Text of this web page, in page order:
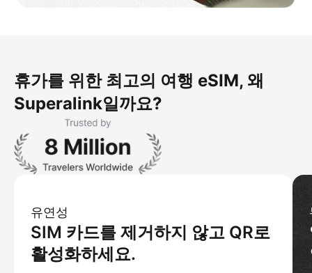
휴가를 위한 최고의 여행 eSIM, 왜
Superalink일까요?
유연성
SIM 카드를 제거하지 않고 QR로
활성화하세요.